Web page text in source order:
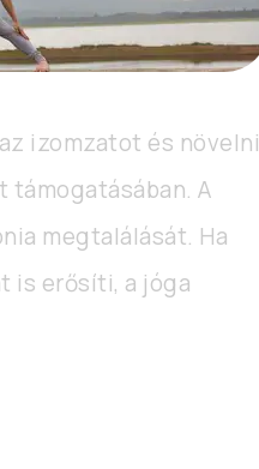
izomzatot és növelni
A
megtalálását. Ha
is erősíti, a jóga